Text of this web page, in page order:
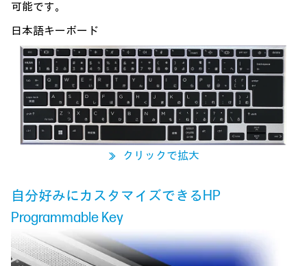
可能です。
日本語キーボード
≫ クリックで拡大
自分好みにカスタマイズできるHP
Programmable Key